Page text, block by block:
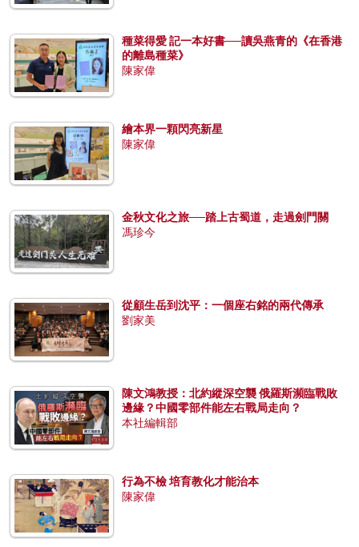
種菜得愛 記一本好書──讀吳燕青的《在香港
的離島種菜》
陳家偉
繪本界一顆閃亮新星
陳家偉
金秋文化之旅──踏上古蜀道，走過劍門關
馮珍今
從顧生岳到沈平：一個座右銘的兩代傳承
劉家美
陳文鴻教授：北約縱深空襲 俄羅斯瀕臨戰敗
邊緣？中國零部件能左右戰局走向？
本社編輯部
行為不檢 培育教化才能治本
陳家偉